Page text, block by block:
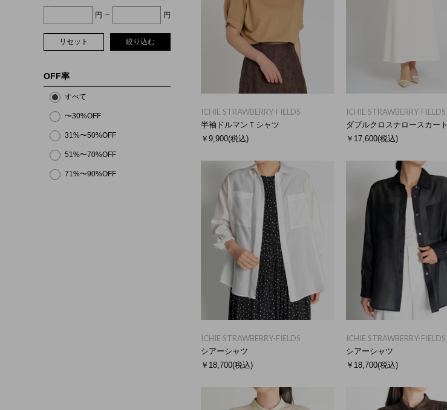
円 ~ 円
リセット 絞り込む
OFF率
すべて
〜30%OFF
31%〜50%OFF
51%〜70%OFF
71%〜90%OFF
ICHIE STRAWBERRY-FIELDS
半袖ドルマンＴシャツ
￥9,900(税込)
ICHIE STRAWBERRY-FIELDS
ダブルクロスナロースカート
￥17,600(税込)
ICHIE STRAWBERRY-FIELDS
シアーシャツ
￥18,700(税込)
ICHIE STRAWBERRY-FIELDS
シアーシャツ
￥18,700(税込)